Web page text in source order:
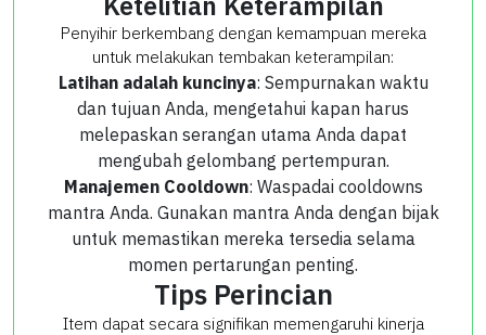
Penyihir berkembang dengan kemampuan mereka
untuk melakukan tembakan keterampilan:
Latihan adalah kuncinya: Sempurnakan waktu
dan tujuan Anda, mengetahui kapan harus
melepaskan serangan utama Anda dapat
mengubah gelombang pertempuran.
Manajemen Cooldown: Waspadai cooldowns
mantra Anda. Gunakan mantra Anda dengan bijak
untuk memastikan mereka tersedia selama
momen pertarungan penting.
Tips Perincian
Item dapat secara signifikan memengaruhi kinerja